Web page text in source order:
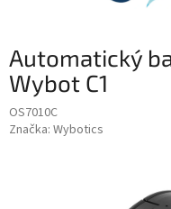
Automatický
Wybot C1
OS7010C
Značka: Wybotics